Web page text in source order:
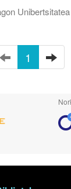
Unibertsitatea
1